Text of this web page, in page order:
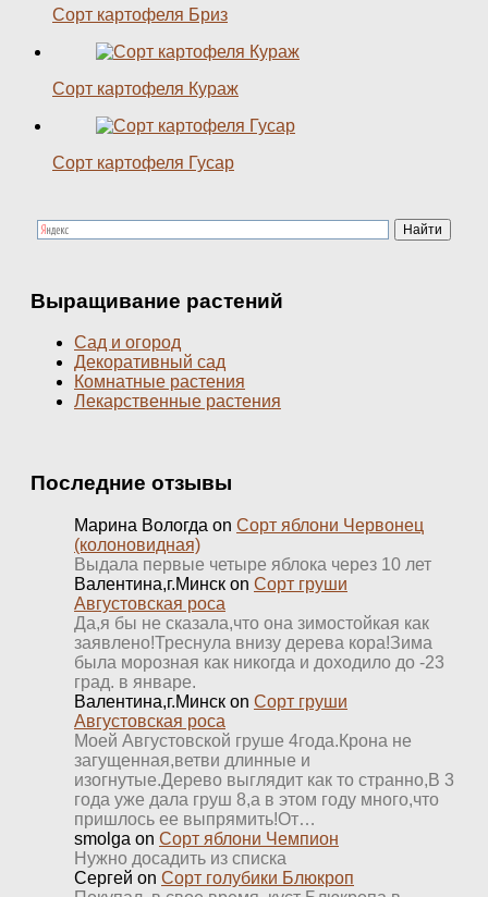
Сорт картофеля Бриз
Сорт картофеля Кураж
Сорт картофеля Гусар
Выращивание растений
Сад и огород
Декоративный сад
Комнатные растения
Лекарственные растения
Последние отзывы
Марина Вологда on Сорт яблони Червонец
(колоновидная)
Выдала первые четыре яблока через 10 лет
Валентина,г.Минск on Сорт груши
Августовская роса
Да,я бы не сказала,что она зимостойкая как
заявлено!Треснула внизу дерева кора!Зима
была морозная как никогда и доходило до -23
град. в январе.
Валентина,г.Минск on Сорт груши
Августовская роса
Моей Августовской груше 4года.Крона не
загущенная,ветви длинные и
изогнутые.Дерево выглядит как то странно,В 3
года уже дала груш 8,а в этом году много,что
пришлось ее выпрямить!От…
smolga on Сорт яблони Чемпион
Нужно досадить из списка
Сергей on Сорт голубики Блюкроп